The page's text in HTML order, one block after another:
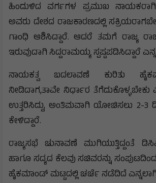
ಹಿಂದುಳಿದ ವರ್ಗಗಳ ಪ್ರಮುಖ
ಅವರು ದೇಶದ ರಾಜಕಾರಣದಲ್ಲಿ
ಗಾಂಧಿ ಆಶಿಸಿದ್ದಾರೆ. ಆದರೆ ತಮಗೆ ರಾಜ್ಯ
ಇರುವುದಾಗಿ ಸಿದ್ದರಾಮಯ್ಯ ಸ್ಪಷ್ಟಪಡಿಸಿದ್ದಾರೆ
ನಾಯಕತ್ವ ಬದಲಾವಣೆ ಕುರಿತು
ನೀಡಿದಾಗ,ತಾವೇ ನಿರ್ಧಾರ
ಉತ್ತರಿಸಿದ್ದು, ಅಂತಿಮವಾಗಿ ಯೋಚಿಸಲು 2-3
ಕೇಳಿದ್ದಾರೆ.
ರಾಜ್ಯಸಭೆ ಚುನಾವಣೆ ಮುಗಿಯುತ್ತಿದ್ದಂತೆ
ಹಾಗೂ ಸದ್ಯದ ಕೆಲವು ಸಚಿವರನ್ನು
ಹೈಕಮಾಂಡ್ ಮಟ್ಟದಲ್ಲಿ ಚರ್ಚೆ ನಡೆದಿದೆ